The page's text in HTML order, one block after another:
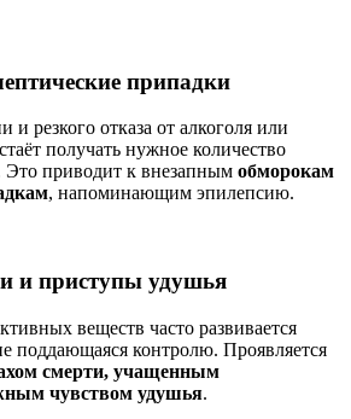
припадки
резкого отказа от алкоголя или
получать нужное количество
Это приводит к внезапным обморокам
, напоминающим эпилепсию.
и приступы удушья
веществ часто развивается
поддающаяся контролю. Проявляется
смерти, учащенным
чувством удушья.